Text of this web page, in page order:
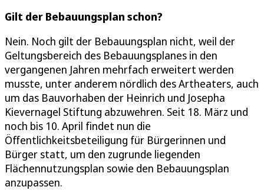
Gilt der Bebauungsplan schon?
Nein. Noch gilt der Bebauungsplan nicht, weil der
Geltungsbereich des Bebauungsplanes in den
vergangenen Jahren mehrfach erweitert werden
musste, unter anderem nördlich des Artheaters, auch
um das Bauvorhaben der Heinrich und Josepha
Kievernagel Stiftung abzuwehren. Seit 18. März und
noch bis 10. April findet nun die
Öffentlichkeitsbeteiligung für Bürgerinnen und
Bürger statt, um den zugrunde liegenden
Flächennutzungsplan sowie den Bebauungsplan
anzupassen.